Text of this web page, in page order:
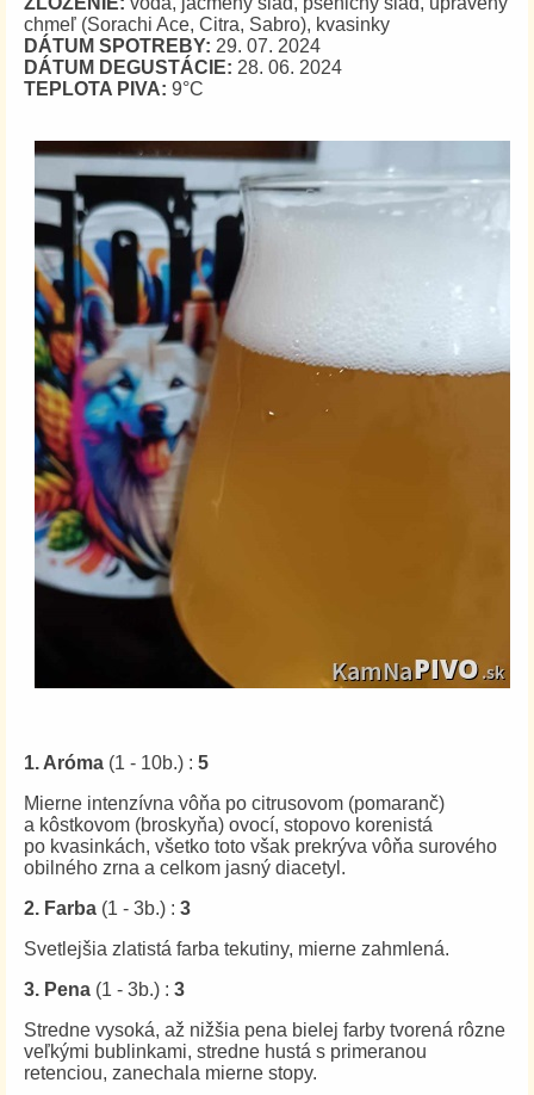
chmeľ (Sorachi Ace, Citra, Sabro), kvasinky
DÁTUM SPOTREBY: 29. 07. 2024
DÁTUM DEGUSTÁCIE: 28. 06. 2024
TEPLOTA PIVA: 9°C
1. Aróma (1 - 10b.) : 5
Mierne intenzívna vôňa po citrusovom (pomaranč)
a kôstkovom (broskyňa) ovocí, stopovo korenistá
po kvasinkách, všetko toto však prekrýva vôňa surového
obilného zrna a celkom jasný diacetyl.
2. Farba (1 - 3b.) : 3
Svetlejšia zlatistá farba tekutiny, mierne zahmlená.
3. Pena (1 - 3b.) : 3
Stredne vysoká, až nižšia pena bielej farby tvorená rôzne
veľkými bublinkami, stredne hustá s primeranou
retenciou, zanechala mierne stopy.